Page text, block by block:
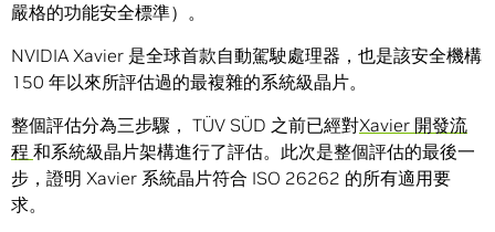
嚴格的功能安全標準）。
NVIDIA Xavier 是全球首款自動駕駛處理器，也是該安全機構
150 年以來所評估過的最複雜的系統級晶片。
整個評估分為三步驟， TÜV SÜD 之前已經對Xavier 開發流
程 和系統級晶片架構進行了評估。此次是整個評估的最後一
步，證明 Xavier 系統晶片符合 ISO 26262 的所有適用要
求。